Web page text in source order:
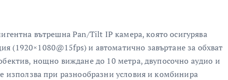
вътрешна Pan/Tilt IP камера, която осигурява
(1920×1080@15fps) и автоматично завъртане за обхват
нощно виждане до 10 метра, двупосочно аудио и
използва при разнообразни условия и комбинира